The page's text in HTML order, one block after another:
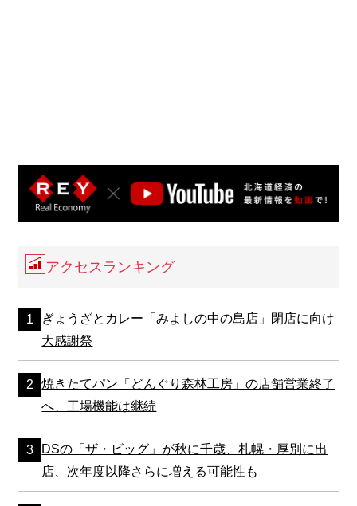
アクセスランキング
ぎょうざとカレー「みよしの中の島店」閉店に向け
大感謝祭
焼きたてパン「どんぐり森林工房」の店舗営業終了
へ、工場機能は継続
DSの「ザ・ビッグ」が秋に千歳、札幌・厚別に出
店、次年度以降さらに増える可能性も